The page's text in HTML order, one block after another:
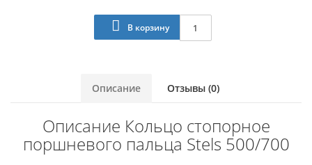
В корзину
Описание Отзывы (0)
Описание Кольцо стопорное
поршневого пальца Stels 500/700